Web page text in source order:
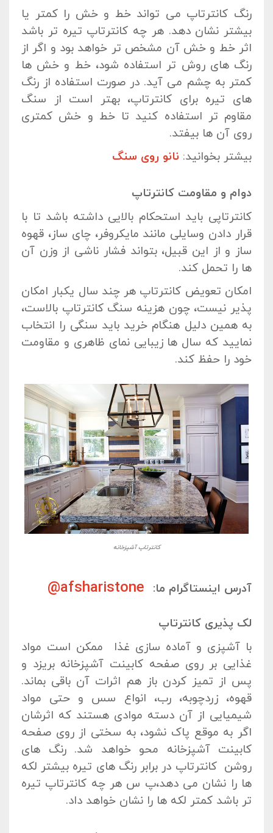
رنگ کانترتاپ می تواند خط و خش را کمتر یا
بیشتر نشان دهد. هر چه کانترتاپ تیره تر باشد
اثر خط و خش آن مشخص تر خواهد بود و اگر از
رنگ های روش تر استفاده شود، خط و خش ها
کمتر به چشم می آید. در صورت استفاده از رنگ
های تیره برای کانترتاپ، بهتر است از سنگ
مقاوم تر استفاده کنید تا خط و خش کمتری
روی آن ها بیفتد.
بیشتر بخوانید: نانو روی سنگ
دوام و مقاومت کانترتاپ
کانترتاپی باید استحکام بالایی داشته باشد تا با
قرار دادن وسایلی مانند مایکروفر، چای ساز، قهوه
ساز و از این قبیل، بتواند فشار ناشی از وزن آن
ها را تحمل کند.
امکان تعویض کانترتاپ هر چند سال یکبار امکان
پذیر نیست، چون هزینه سنگ کانترتاپ بالاست،
به همین دلیل هنگام خرید باید سنگی را انتخاب
نمایید که سال ها زیبایی نمای ظاهری و مقاومت
خود را حفظ کند.
کانترتاپ آشپزخانه
آدرس اینستاگرام ما: afsharistone@
لک پذیری کانترتاپ
با آشپزی و آماده سازی غذا ممکن است مواد
غذایی بر روی صفحه کابینت آشپزخانه بریزد و
پس از تمیز کردن باز هم اثرات آن باقی بماند.
قهوه، زردچوبه، رب، انواع سس و حتی مواد
شیمیایی از آن دسته موادی هستند که اثرشان
اگر به موقع پاک نشود، به سختی از روی صفحه
کابینت آشپزخانه محو خواهد شد. رنگ های
روشن کانترتاپ در برابر رنگ های تیره بیشتر لکه
ها را نشان می دهد،پ س هر چه کانترتاپ تیره
تر باشد کمتر لکه ها را نشان خواهد داد.